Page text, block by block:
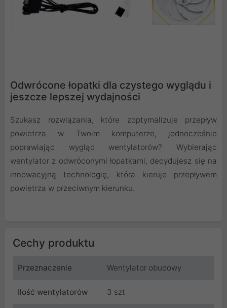
Odwrócone łopatki dla czystego wyglądu i
jeszcze lepszej wydajności
Szukasz rozwiązania, które zoptymalizuje przepływ
powietrza w Twoim komputerze, jednocześnie
poprawiając wygląd wentylatorów? Wybierając
wentylator z odwróconymi łopatkami, decydujesz się na
innowacyjną technologię, która kieruje przepływem
powietrza w przeciwnym kierunku.
Cechy produktu
Przeznaczenie Wentylator obudowy
Ilość wentylatorów 3 szt